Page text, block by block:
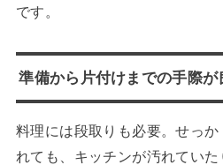
です。
準備から片付けまでの手際が
料理には段取りも必要。せっ
れても、キッチンが汚れてい